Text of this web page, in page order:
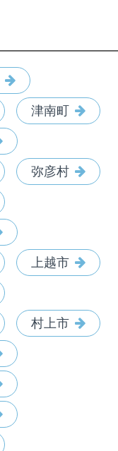
津南町
弥彦村
上越市
村上市